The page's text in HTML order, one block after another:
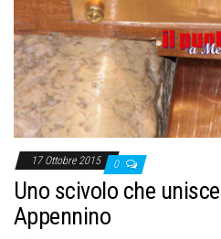
17 Ottobre 2015 0
Uno scivolo che
Appennino